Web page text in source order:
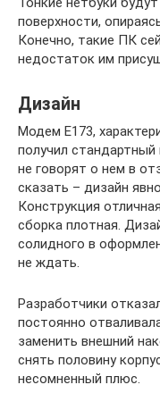
поверхности,
Конечно, такие ПК
недостаток им
Дизайн
Модем E173,
получил
не говорят о нем в
сказать – дизайн
Конструкция
сборка плотная.
солидного в
не ждать.
Разработчики
постоянно
заменить внешний
снять половину
несомненный плюс.